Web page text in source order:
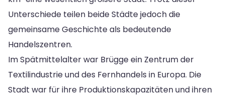
Unterschiede teilen beide Städte jedoch die
gemeinsame Geschichte als bedeutende
Handelszentren.
Im Spätmittelalter war Brügge ein Zentrum der
Textilindustrie und des Fernhandels in Europa. Die
Stadt war für ihre Produktionskapazitäten und ihren